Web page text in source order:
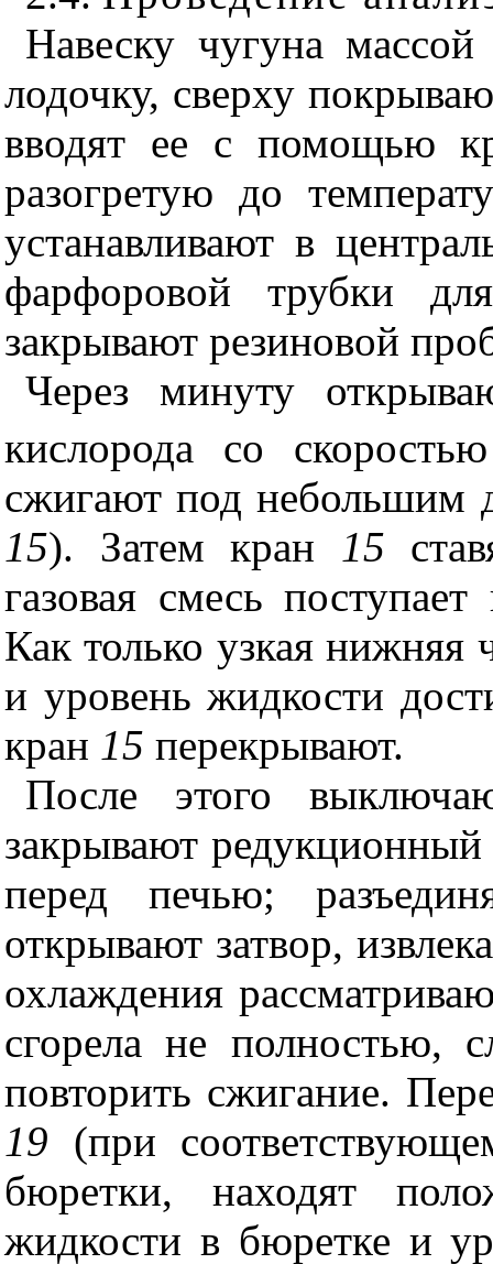
Навеску чугуна
лодочку, сверху
вводят ее с помощью
разогретую до
устанавливают в
фарфоровой трубки
закрывают резиновой
Через минуту
кислорода со
сжигают под небольшим
15). Затем кран 15
газовая смесь
Как только узкая нижняя
и уровень жидкости
кран 15 перекрывают.
После этого
закрывают
перед печью;
открывают затвор,
охлаждения
сгорела не полностью,
повторить сжигание.
19 (при
бюретки, находят
жидкости в бюретке и